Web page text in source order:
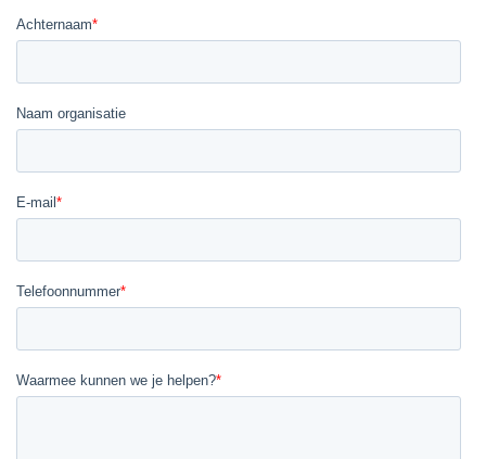
LINKEDINYOUTUBEFACEBOOK
TWITTER